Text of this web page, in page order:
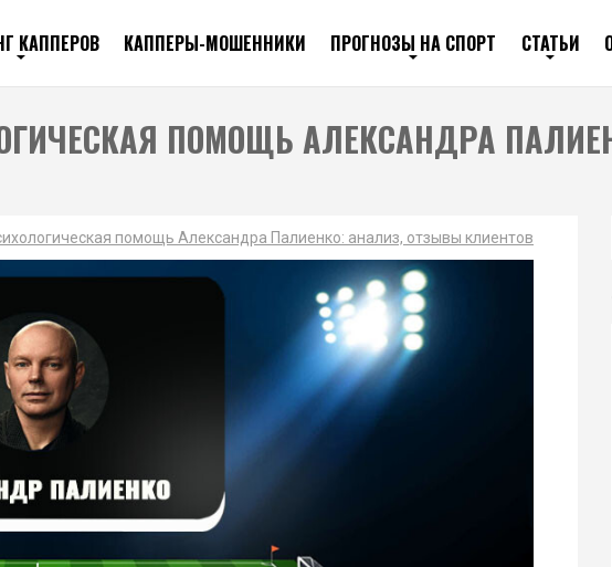
КАППЕРОВ КАППЕРЫ-МОШЕННИКИ ПРОГНОЗЫ НА СПОРТ СТАТЬИ
ПОМОЩЬ АЛЕКСАНДРА
помощь Александра Палиенко: анализ, отзывы клиентов